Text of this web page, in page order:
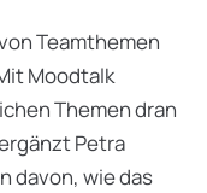
Teamthemen
Moodtalk
Themen dran
Petra
davon, wie das